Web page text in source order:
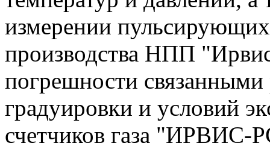
измерении
производства НПП
погрешности
градуировки и условий
счетчиков газа "ИРВИС-